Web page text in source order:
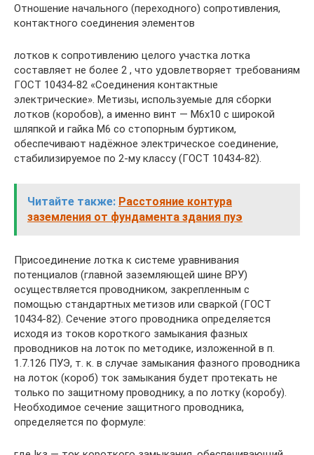
Отношение начального (переходного) сопротивления,
контактного соединения элементов
лотков к сопротивлению целого участка лотка
составляет не более 2 , что удовлетворяет требованиям
ГОСТ 10434-82 «Соединения контактные
электрические». Метизы, используемые для сборки
лотков (коробов), а именно винт — М6х10 с широкой
шляпкой и гайка М6 со стопорным буртиком,
обеспечивают надёжное электрическое соединение,
стабилизируемое по 2-му классу (ГОСТ 10434-82).
Читайте также: Расстояние контура
заземления от фундамента здания пуэ
Присоединение лотка к системе уравнивания
потенциалов (главной заземляющей шине ВРУ)
осуществляется проводником, закрепленным с
помощью стандартных метизов или сваркой (ГОСТ
10434-82). Сечение этого проводника определяется
исходя из токов короткого замыкания фазных
проводников на лоток по методике, изложенной в п.
1.7.126 ПУЭ, т. к. в случае замыкания фазного проводника
на лоток (короб) ток замыкания будет протекать не
только по защитному проводнику, а по лотку (коробу).
Необходимое сечение защитного проводника,
определяется по формуле: